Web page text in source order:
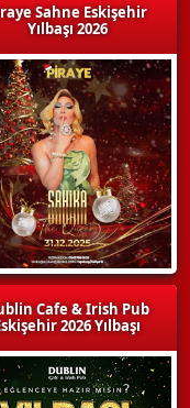
Sahne Eskişehir
Yılbaşı 2026
Cafe & Irish Pub
2026 Yılbaşı